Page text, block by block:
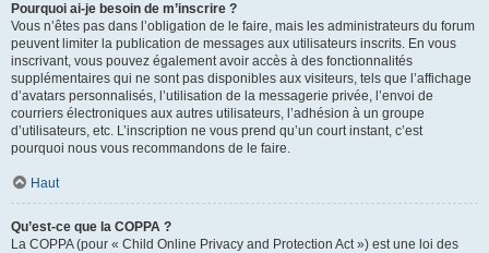
Pourquoi ai-je besoin de m’inscrire ?
Vous n’êtes pas dans l’obligation de le faire, mais les administrateurs du forum
peuvent limiter la publication de messages aux utilisateurs inscrits. En vous
inscrivant, vous pouvez également avoir accès à des fonctionnalités
supplémentaires qui ne sont pas disponibles aux visiteurs, tels que l’affichage
d’avatars personnalisés, l’utilisation de la messagerie privée, l’envoi de
courriers électroniques aux autres utilisateurs, l’adhésion à un groupe
d’utilisateurs, etc. L’inscription ne vous prend qu’un court instant, c’est
pourquoi nous vous recommandons de le faire.
Haut
Qu’est-ce que la COPPA ?
La COPPA (pour « Child Online Privacy and Protection Act ») est une loi des